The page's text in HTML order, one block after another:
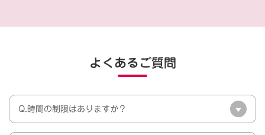
よくあるご質問
Q.時間の制限はありますか？